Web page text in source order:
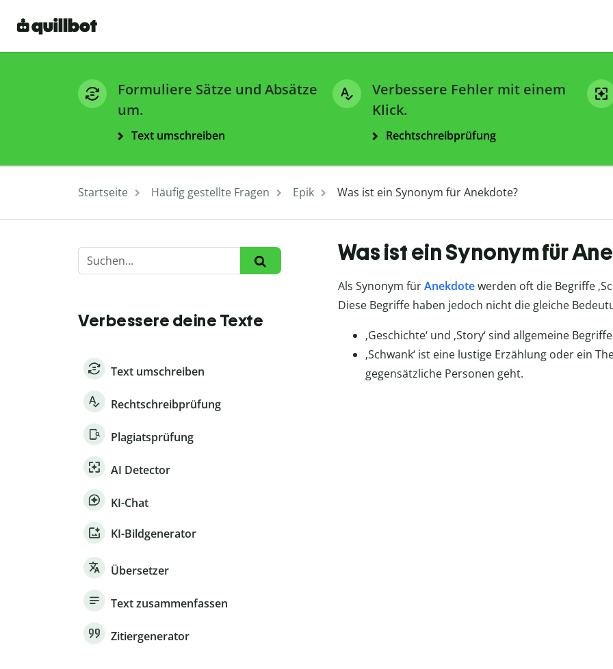
Formuliere Sätze und Absätze
um.
Text umschreiben
Verbessere Fehler mit einem
Klick.
Rechtschreibprüfung
Startseite Häufig gestellte Fragen Epik Was ist ein Synonym für Anekdote?
Verbessere deine Texte
Text umschreiben
Rechtschreibprüfung
Plagiatsprüfung
AI Detector
KI-Chat
KI-Bildgenerator
Übersetzer
Text zusammenfassen
Zitiergenerator
Was ist ein Synonym für
Als Synonym fürAnekdotewerden oft die Begriffe
Diese Begriffe haben jedoch nicht die gleiche
‚Geschichte‘ und ‚Story‘ sind allgemeine
‚Schwank‘ ist eine lustige Erzählung oder ein
gegensätzliche Personen geht.